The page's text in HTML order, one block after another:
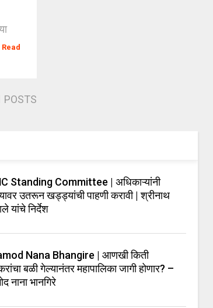
Read
POSTS
Standing Committee | अधिकाऱ्यांनी
उतरून खड्ड्यांची पाहणी करावी | श्रीनाथ
यांचे निर्देश
Nana Bhangire | आणखी किती
बळी गेल्यानंतर महापालिका जागी होणार? –
नाना भानगिरे